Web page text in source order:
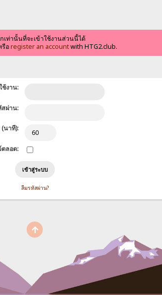
เท่านั้นที่จะเข้าใช้งานส่วนนี้ได้
รือregister an accountwith HTG2.club.
ช้งาน:
สผ่าน:
(นาที):
ตลอด:
ลืมรหัสผ่าน?